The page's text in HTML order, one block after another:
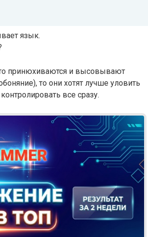
принюхиваются и высовывают
то они хотят лучше уловить
все сразу.